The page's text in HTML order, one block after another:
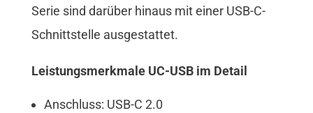
Serie sind darüber hinaus mit einer USB-C-
Schnittstelle ausgestattet.
Leistungsmerkmale UC-USB im Detail
Anschluss: USB-C 2.0